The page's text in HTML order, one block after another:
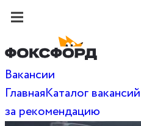
Вакансии
ГлавнаяКаталог вакансий
за рекомендацию